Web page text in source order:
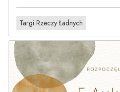
Targi Rzeczy Ładnych